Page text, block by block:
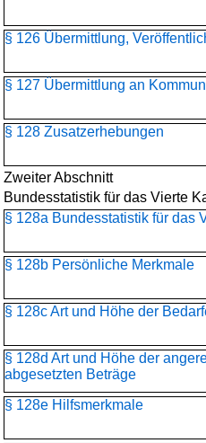
§ 126 Übermittlung,
§ 127 Übermittlung an
§ 128 Zusatzerhebungen
Zweiter Abschnitt
Bundesstatistik für das Vierte
§ 128a Bundesstatistik für das
§ 128b Persönliche Merkmale
§ 128c Art und Höhe der
§ 128d Art und Höhe der
abgesetzten Beträge
§ 128e Hilfsmerkmale